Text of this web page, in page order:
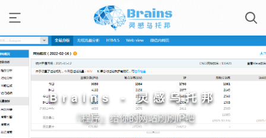
Brains - 灵感乌托邦
『程序』给你的网站刷刷IP吧